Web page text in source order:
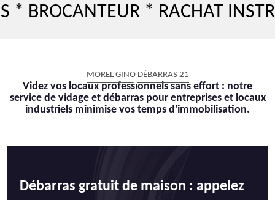
* RACHAT
MOREL GINO DÉBARRAS 21
Videz vos locaux professionnels sans effort : notre
service de vidage et débarras pour entreprises et locaux
industriels minimise vos temps d'immobilisation.
Débarras gratuit de maison : appelez